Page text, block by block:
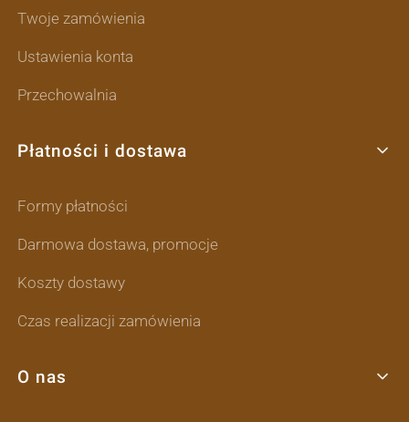
Twoje zamówienia
Ustawienia konta
Przechowalnia
Płatności i dostawa
Formy płatności
Darmowa dostawa, promocje
Koszty dostawy
Czas realizacji zamówienia
O nas